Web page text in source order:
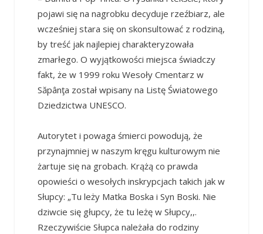
pojawi się na nagrobku decyduje rzeźbiarz, ale
wcześniej stara się on skonsultować z rodziną,
by treść jak najlepiej charakteryzowała
zmarłego. O wyjątkowości miejsca świadczy
fakt, że w 1999 roku Wesoły Cmentarz w
Săpânţa został wpisany na Listę Światowego
Dziedzictwa UNESCO.
Autorytet i powaga śmierci powodują, że
przynajmniej w naszym kręgu kulturowym nie
żartuje się na grobach. Krążą co prawda
opowieści o wesołych inskrypcjach takich jak w
Słupcy: „Tu leży Matka Boska i Syn Boski. Nie
dziwcie się głupcy, że tu leżę w Słupcy,,.
Rzeczywiście Słupca należała do rodziny